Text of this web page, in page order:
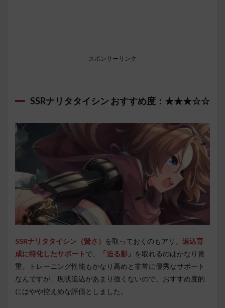
スポンサーリンク
SSRナリタタイシン おすすめ度：★★★☆☆
SSRナリタタイシン（賢さ） を取っておくのもアリ。 追込育
成に特化したサポート で、 「迫る影」 を取れるのはかなり貴
重。トレーニング性能もかなり高めと非常に優秀なサポート
なんですが、現状追込があまり強くないので、おすすめ度的
にはやや控えめな評価としました。